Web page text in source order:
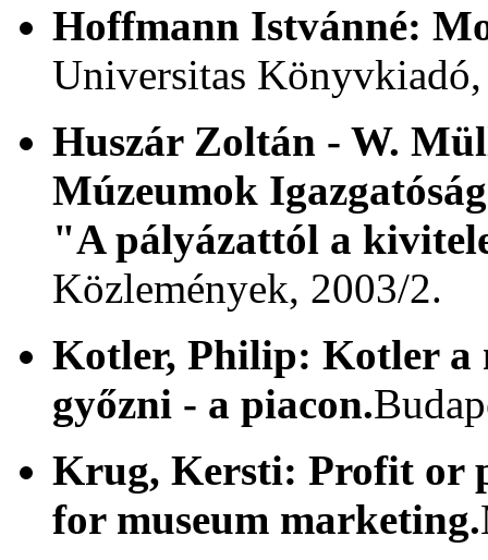
Hoffmann Istvánné:
Universitas
Huszár Zoltán - W.
Múzeumok
"A pályázattól a
Közlemények, 2003/2.
Kotler, Philip: Kotler a
győzni - a piacon.
Krug, Kersti: Profit or
for museum marketing.